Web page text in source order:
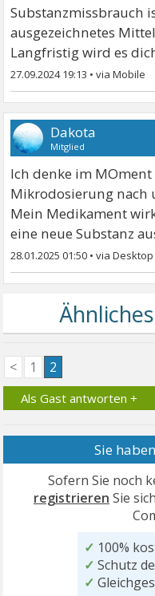
Substanzmissbrauch
ausgezeichnetes
Langfristig wird es
27.09.2024 19:13 •
Dakota
Mitglied
Ich denke im
Mikrodosierung nach
Mein Medikament
eine neue Substanz
28.01.2025 01:50 •
< 1 2
Als Gast antworten +
Sie
Sofern Sie noch
registrieren Sie
✓ 100%
✓ Schutz
✓